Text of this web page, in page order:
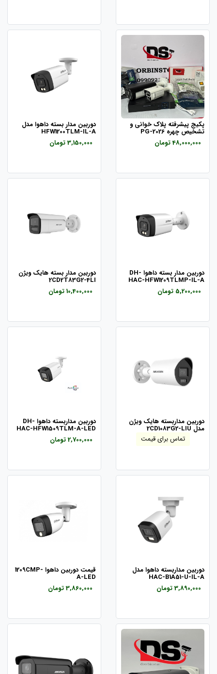
پکیج پیشرفته پلاک خوانی و
تشخیص چهره PG-2026
48,000,000 تومان
دوربین مدار بسته داهوا مدل
HFW1200TLM-IL-A
3,150,000 تومان
دوربین مدار بسته داهوا DH-
HAC-HFW1209TLMP-IL-A
5,200,000 تومان
دوربین مدار بسته هایک ویژن
2CD2T83G2-4LI
10,400,000 تومان
دوربین مداربسته هایک ویژن
مدل 2CD1083G2-LIU
تماس برای قیمت
دوربین مداربسته داهوا DH-
HAC-HFW1509TLM-A-LED
2,700,000 تومان
دوربین مداربسته داهوا مدل
HAC-B1A51-U-IL-A
3,890,000 تومان
قیمت دوربین داهوا 1209CMP-
A-LED
3,860,000 تومان